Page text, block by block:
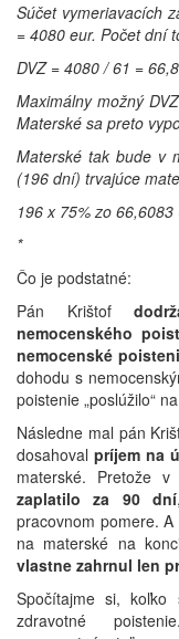
Súčet vymeriavacích
= 4080 eur. Počet dní
DVZ = 4080 / 61 =
Maximálny možný
Materské sa preto
Materské tak bude v
(196 dní) trvajúce
196 x 75% zo 66,6083
*
Čo je podstatné:
Pán Krištof
nemocenského
nemocenské
dohodu s
poistenie „poslúžilo“
Následne mal pán
dosahovalpríjem na
materské. Pretože
zaplatilo za 90 dní
pracovnom pomere.
na materské na
vlastne zahrnul len
Spočítajme si,
zdravotné